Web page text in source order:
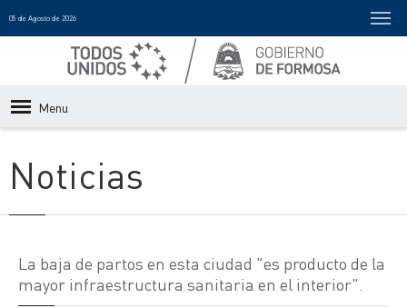
05 de Agosto de 2026
Menu
Noticias
La baja de partos en esta ciudad "es producto de la
mayor infraestructura sanitaria en el interior".